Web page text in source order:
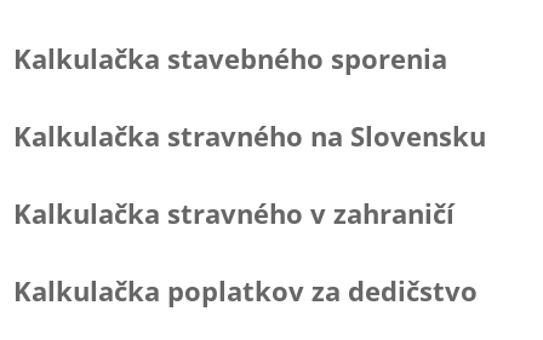
Kalkulačka stavebného sporenia
Kalkulačka stravného na Slovensku
Kalkulačka stravného v zahraničí
Kalkulačka poplatkov za dedičstvo